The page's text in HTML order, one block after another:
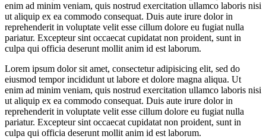
enim ad minim veniam, quis nostrud exercitation ullamco laboris nisi
ut aliquip ex ea commodo consequat. Duis aute irure dolor in
reprehenderit in voluptate velit esse cillum dolore eu fugiat nulla
pariatur. Excepteur sint occaecat cupidatat non proident, sunt in
culpa qui officia deserunt mollit anim id est laborum.
Lorem ipsum dolor sit amet, consectetur adipisicing elit, sed do
eiusmod tempor incididunt ut labore et dolore magna aliqua. Ut
enim ad minim veniam, quis nostrud exercitation ullamco laboris nisi
ut aliquip ex ea commodo consequat. Duis aute irure dolor in
reprehenderit in voluptate velit esse cillum dolore eu fugiat nulla
pariatur. Excepteur sint occaecat cupidatat non proident, sunt in
culpa qui officia deserunt mollit anim id est laborum.